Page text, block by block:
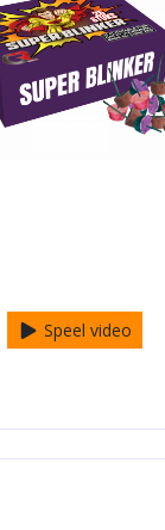
Speel video